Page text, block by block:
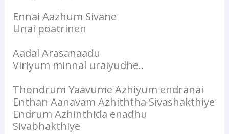
Ennai Aazhum Sivane
Unai poatrinen
Aadal Arasanaadu
Viriyum minnal uraiyudhe..
Thondrum Yaavume Azhiyum endranai
Enthan Aanavam Azhiththa Sivashakthiye
Endrum Azhinthida enadhu
Sivabhakthiye